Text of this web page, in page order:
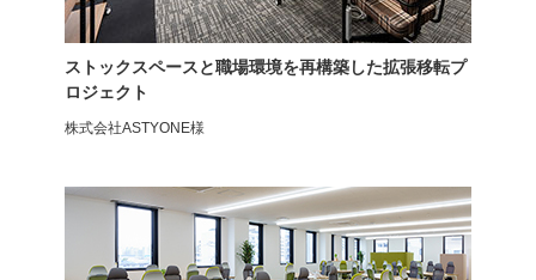
オフィスチェア
コクヨ ミトラ2
メッシュチェア
ストックスペースと職場環境を再構築した拡張移転プ
ロジェクト
株式会社ASTYONE様